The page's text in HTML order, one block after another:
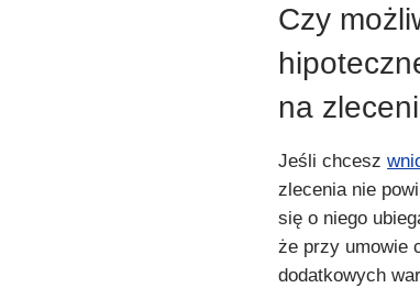
Czy
na
Jeśli chcesz
zlecenia nie
się o niego
że przy umowie
dodatkowych